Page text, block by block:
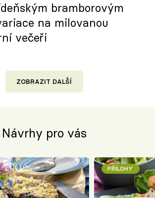
bramborovým
na milovanou
večeři
ZOBRAZIT DALŠÍ
Návrhy pro vás
PŘÍLOHY